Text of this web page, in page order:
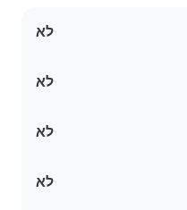
לא
לא
לא
לא